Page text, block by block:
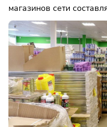
Фото: ixbt.com
Торговля в режиме
интернет-магазина
Пример
Компания
маркетинга. Для
лояльности
Галустян.